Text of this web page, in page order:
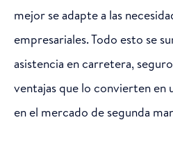
mejor se adapte a las
empresariales. Todo esto se
asistencia en carretera,
ventajas que lo convierten
en el mercado de segunda